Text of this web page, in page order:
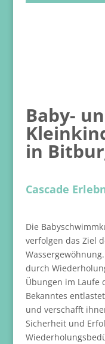
Baby-
in
Cascade
Die
verfolgen das Ziel
durch
Übungen im Laufe
Bekanntes
und verschafft
Sicherheit und